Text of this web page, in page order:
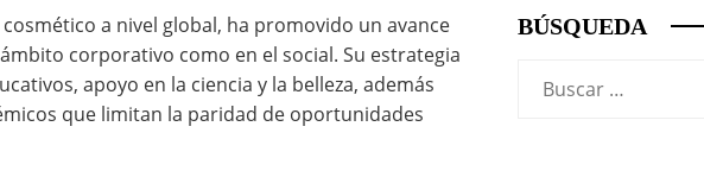
a nivel global, ha promovido un avance
corporativo como en el social. Su estrategia
apoyo en la ciencia y la belleza, además
que limitan la paridad de oportunidades
BÚSQUEDA